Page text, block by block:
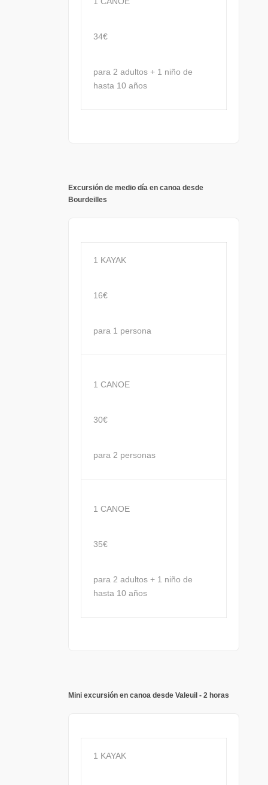
34€
para 2 adultos + 1 niño de
hasta 10 años
Excursión de medio día en canoa desde
Bourdeilles
1 KAYAK
16€
para 1 persona
1 CANOE
30€
para 2 personas
1 CANOE
35€
para 2 adultos + 1 niño de
hasta 10 años
Mini excursión en canoa desde Valeuil - 2 horas
1 KAYAK